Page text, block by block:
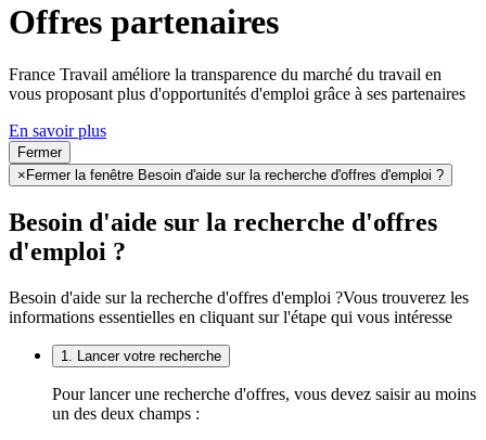
Offres partenaires
France Travail améliore la transparence du marché du travail en
vous proposant plus d'opportunités d'emploi grâce à ses partenaires
En savoir plus
Fermer
× Fermer la fenêtre Besoin d'aide sur la recherche d'offres d'emploi ?
Besoin d'aide sur la recherche d'offres
d'emploi ?
Besoin d'aide sur la recherche d'offres d'emploi ?Vous trouverez les
informations essentielles en cliquant sur l'étape qui vous intéresse
1. Lancer votre recherche
Pour lancer une recherche d'offres, vous devez saisir au moins
un des deux champs :